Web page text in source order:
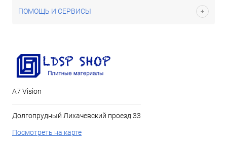
ПОМОЩЬ И СЕРВИСЫ
А7 Vision
Долгопрудный Лихачевский проезд 33
Посмотреть на карте